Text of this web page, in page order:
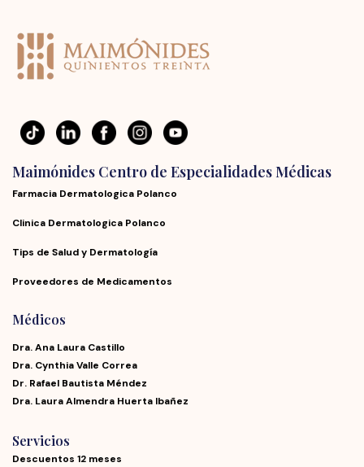
Maimónides Centro de Especialidades Médicas
Farmacia Dermatologica Polanco
Clinica Dermatologica Polanco
Tips de Salud y Dermatología
Proveedores de Medicamentos
Médicos
Dra. Ana Laura Castillo
Dra. Cynthia Valle Correa
Dr. Rafael Bautista Méndez
Dra. Laura Almendra Huerta Ibañez
Servicios
Descuentos 12 meses